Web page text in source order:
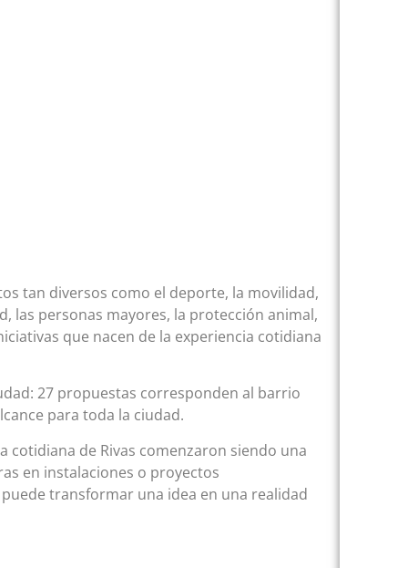
tan diversos como el deporte, la movilidad,
las personas mayores, la protección animal,
que nacen de la experiencia cotidiana
27 propuestas corresponden al barrio
para toda la ciudad.
cotidiana de Rivas comenzaron siendo una
en instalaciones o proyectos
transformar una idea en una realidad